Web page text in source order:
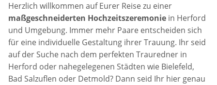
Herzlich willkommen auf Eurer Reise zu einer
maßgeschneiderten Hochzeitszeremonie in Herford
und Umgebung. Immer mehr Paare entscheiden sich
für eine individuelle Gestaltung ihrer Trauung. Ihr seid
auf der Suche nach dem perfekten Trauredner in
Herford oder nahegelegenen Städten wie Bielefeld,
Bad Salzuflen oder Detmold? Dann seid Ihr hier genau